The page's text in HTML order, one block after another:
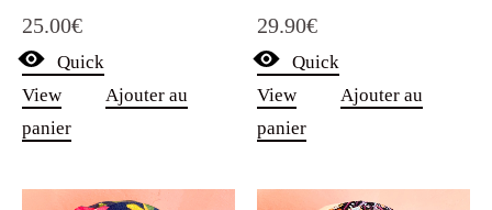
5.00
sur 5
25.00€
Quick
View
Ajouter au
panier
4.75
sur 5
29.90€
Quick
View
Ajouter au
panier